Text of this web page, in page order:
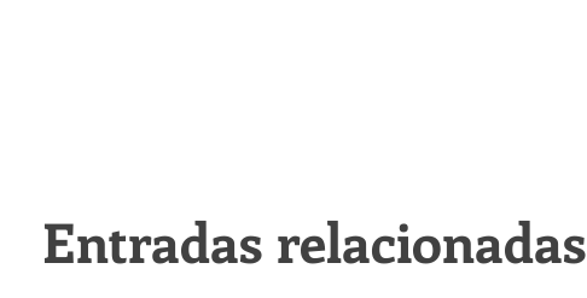
Entradas relacionadas